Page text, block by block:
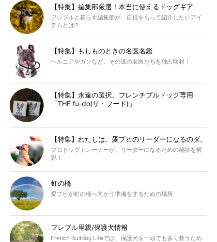
【特集】編集部厳選！本当に使えるドッグギア
フレブルと暮らす編集部が、自信をもって紹介したいアイ
テムとは!?
【特集】もしものときの名医名鑑
ヘルニアやガンなど、その道の名医たちを独占取材！
【特集】永遠の選択。フレンチブルドッグ専用
「THE fu-do(ザ・フード)」
【特集】わたしは、愛ブヒのリーダーになるのダ。
プロドッグトレーナーが、リーダーになるための秘訣を解
説！
虹の橋
愛ブヒが虹の橋へ向かう準備をするための場所
フレブル里親/保護犬情報
French Bulldog Lifeでは、保護犬を一頭でも多く救うため